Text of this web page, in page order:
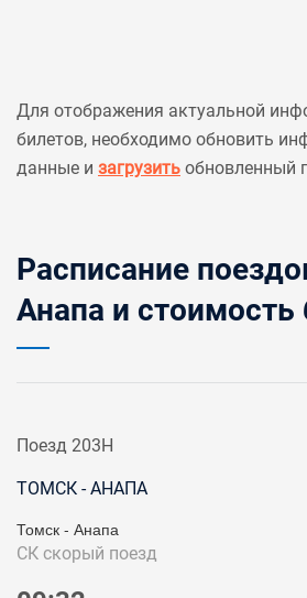
Для отображения актуальной
билетов, необходимо обновить
данные и загрузить обновленный
Расписание
Анапа и стоимость
Поезд 203Н
ТОМСК - АНАПА
Томск - Анапа
СК скорый поезд